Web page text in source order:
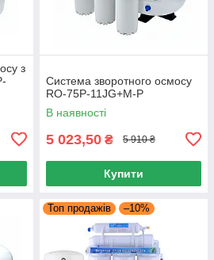
з
Система зворотного осмосу
RO-75P-11JG+М-P
В наявності
5 023,50 ₴ 5 910 ₴
Купити
Топ продажів –10%